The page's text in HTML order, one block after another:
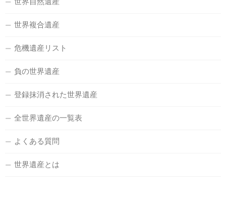
世界複合遺産
危機遺産リスト
負の世界遺産
登録抹消された世界遺産
全世界遺産の一覧表
よくある質問
世界遺産とは